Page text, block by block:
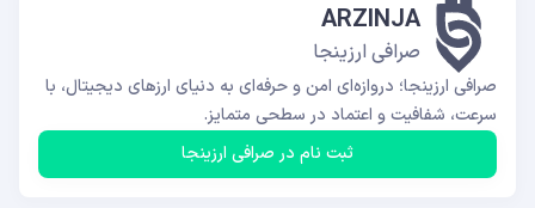
ARZINJA
صرافی ارزینجا
صرافی ارزینجا؛ دروازه‌ای امن و حرفه‌ای به دنیای ارزهای دیجیتال، با
سرعت، شفافیت و اعتماد در سطحی متمایز.
ثبت نام در صرافی ارزینجا